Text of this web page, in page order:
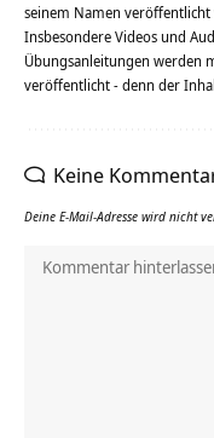
seinem Namen
Insbesondere Videos und
Übungsanleitungen werden
veröffentlicht - denn der
Keine
Deine E-Mail-Adresse wird nicht